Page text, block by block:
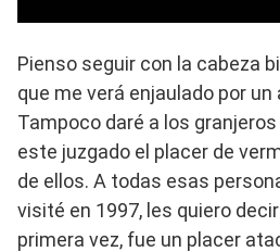
Pienso seguir con la cabeza
que me verá enjaulado por
Tampoco daré a los
este juzgado el placer de
de ellos. A todas esas
visité en 1997, les quiero
primera vez, fue un placer